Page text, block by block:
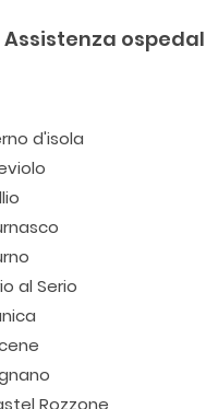
d'isola
al Serio
Rozzone